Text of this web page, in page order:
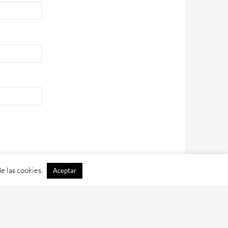
las cookies. Aceptar